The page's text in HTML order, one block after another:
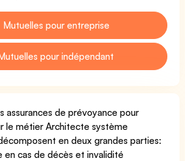
Mutuelles pour entreprise
pour indépendant
assurances de prévoyance pour
le métier Architecte système
en deux grandes parties:
en cas de décès et invalidité